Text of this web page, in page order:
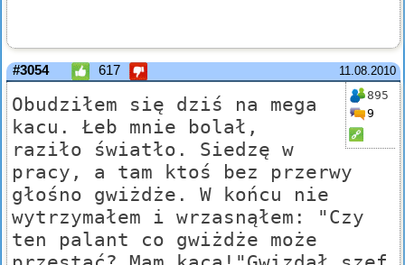
11.08.2010
#3054 617
895
9
Obudziłem się dziś na mega
kacu. Łeb mnie bolał,
raziło światło. Siedzę w
pracy, a tam ktoś bez przerwy
głośno gwiżdże. W końcu nie
wytrzymałem i wrzasnąłem: "Czy
ten palant co gwiżdże może